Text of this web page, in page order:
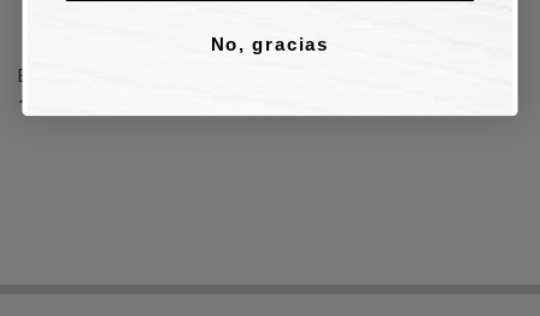
Bandolera Cuoieria Fiorentina - cuero
175,00 €
No, gracias